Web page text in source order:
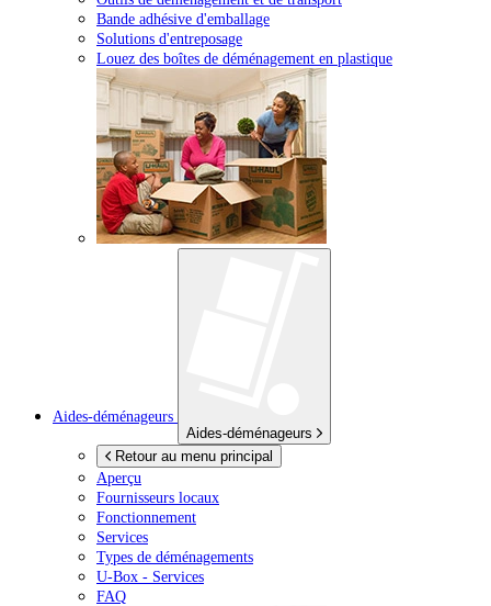
Bande adhésive d'emballage
Solutions d'entreposage
Louez des boîtes de déménagement en plastique
Aides-déménageurs
Aides-déménageurs
Retour au menu principal
Aperçu
Fournisseurs locaux
Fonctionnement
Services
Types de déménagements
U-Box - Services
FAQ